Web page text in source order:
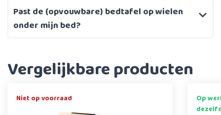
Past de (opvouwbare) bedtafel op wielen
onder mijn bed?
Vergelijkbare producten
Niet op voorraad
Op